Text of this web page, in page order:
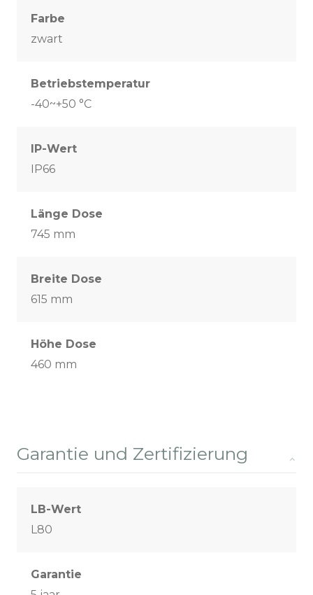
Farbe
zwart
Betriebstemperatur
-40~+50 °C
IP-Wert
IP66
Länge Dose
745 mm
Breite Dose
615 mm
Höhe Dose
460 mm
Garantie und Zertifizierung
LB-Wert
L80
Garantie